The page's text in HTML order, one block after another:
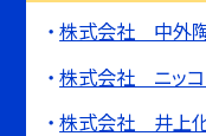
株式会社 中外
株式会社 ニッコ
株式会社 井上